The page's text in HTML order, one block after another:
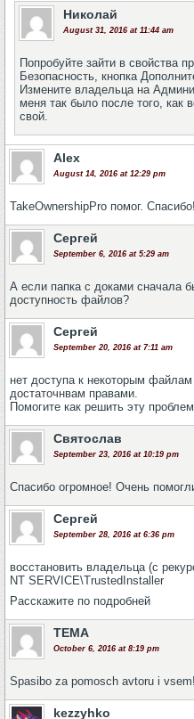
Николай
August 31, 2016 at 11:44 am
Попробуйте зайти в свойства
Безопасность, кнопка
Измените владельца на
меня так было после того, как
свой.
Alex
August 14, 2016 at 12:29 pm
TakeOwnershipPro помог. Спасибо!
Сергей
September 6, 2016 at 5:29 am
А если папка с доками сначала
доступность файлов?
Сергей
September 20, 2016 at 7:11 am
нет доступа к некоторым
достаточнвам правами.
Помогите как решить эту
Святослав
September 23, 2016 at 10:19 pm
Спасибо огромное! Очень
Сергей
September 28, 2016 at 6:36 pm
восстановить владельца (с
NT SERVICE\TrustedInstaller
Расскажите по подробней
TEMA
October 6, 2016 at 8:19 pm
Spasibo za pomosch avtoru i vsem!
kezzyhko